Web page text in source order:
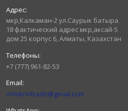
мкр,Калкаман-2 ул.Саурык батыра
18 фактический адрес мкр,аксай-5
дом 25 корпус 6, Алматы, Казахстан
+7 (777) 961-82-53
voloknotrade@gmail.com